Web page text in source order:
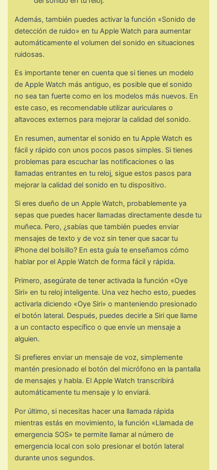
Además, también puedes activar la función «Sonido de
detección de ruido» en tu Apple Watch para aumentar
automáticamente el volumen del sonido en situaciones
ruidosas.
Es importante tener en cuenta que si tienes un modelo
de Apple Watch más antiguo, es posible que el sonido
no sea tan fuerte como en los modelos más nuevos. En
este caso, es recomendable utilizar auriculares o
altavoces externos para mejorar la calidad del sonido.
En resumen, aumentar el sonido en tu Apple Watch es
fácil y rápido con unos pocos pasos simples. Si tienes
problemas para escuchar las notificaciones o las
llamadas entrantes en tu reloj, sigue estos pasos para
mejorar la calidad del sonido en tu dispositivo.
Si eres dueño de un Apple Watch, probablemente ya
sepas que puedes hacer llamadas directamente desde tu
muñeca. Pero, ¿sabías que también puedes enviar
mensajes de texto y de voz sin tener que sacar tu
iPhone del bolsillo? En esta guía te enseñamos cómo
hablar por el Apple Watch de forma fácil y rápida.
Primero, asegúrate de tener activada la función «Oye
Siri» en tu reloj inteligente. Una vez hecho esto, puedes
activarla diciendo «Oye Siri» o manteniendo presionado
el botón lateral. Después, puedes decirle a Siri que llame
a un contacto específico o que envíe un mensaje a
alguien.
Si prefieres enviar un mensaje de voz, simplemente
mantén presionado el botón del micrófono en la pantalla
de mensajes y habla. El Apple Watch transcribirá
automáticamente tu mensaje y lo enviará.
Por último, si necesitas hacer una llamada rápida
mientras estás en movimiento, la función «Llamada de
emergencia SOS» te permite llamar al número de
emergencia local con solo presionar el botón lateral
durante unos segundos.